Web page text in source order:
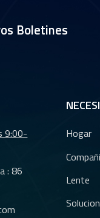
Boletines
9:00-
:86
Hogar
Lente